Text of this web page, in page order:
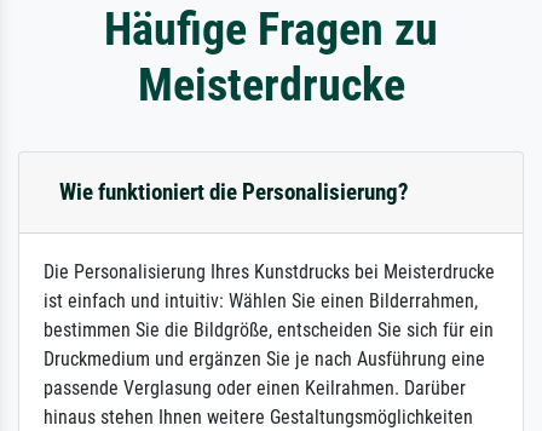
Häufige Fragen zu
Meisterdrucke
Wie funktioniert die Personalisierung?
Die Personalisierung Ihres Kunstdrucks bei Meisterdrucke
ist einfach und intuitiv: Wählen Sie einen Bilderrahmen,
bestimmen Sie die Bildgröße, entscheiden Sie sich für ein
Druckmedium und ergänzen Sie je nach Ausführung eine
passende Verglasung oder einen Keilrahmen. Darüber
hinaus stehen Ihnen weitere Gestaltungsmöglichkeiten